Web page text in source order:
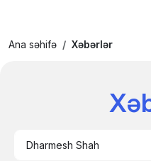
Ana səhifə Xəbərlər